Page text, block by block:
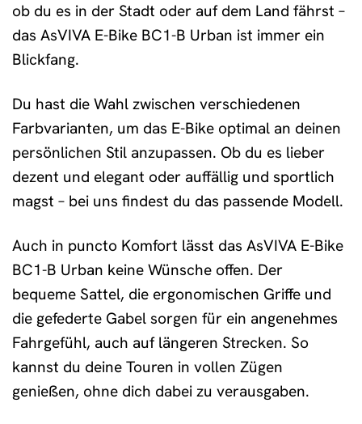
ob du es in der Stadt oder auf dem Land fährst –
das AsVIVA E-Bike BC1-B Urban ist immer ein
Blickfang.
Du hast die Wahl zwischen verschiedenen
Farbvarianten, um das E-Bike optimal an deinen
persönlichen Stil anzupassen. Ob du es lieber
dezent und elegant oder auffällig und sportlich
magst – bei uns findest du das passende Modell.
Auch in puncto Komfort lässt das AsVIVA E-Bike
BC1-B Urban keine Wünsche offen. Der
bequeme Sattel, die ergonomischen Griffe und
die gefederte Gabel sorgen für ein angenehmes
Fahrgefühl, auch auf längeren Strecken. So
kannst du deine Touren in vollen Zügen
genießen, ohne dich dabei zu verausgaben.